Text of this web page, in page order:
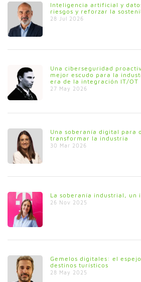
Inteligencia artificial y
riesgos y reforzar la
28 Jul 2026
Una ciberseguridad
mejor escudo para la
era de la integración IT/OT
27 May 2026
Una soberanía digital para
transformar la industria
30 Mar 2026
La soberanía industrial, un
26 Nov 2025
Gemelos digitales: el
destinos turísticos
28 May 2025